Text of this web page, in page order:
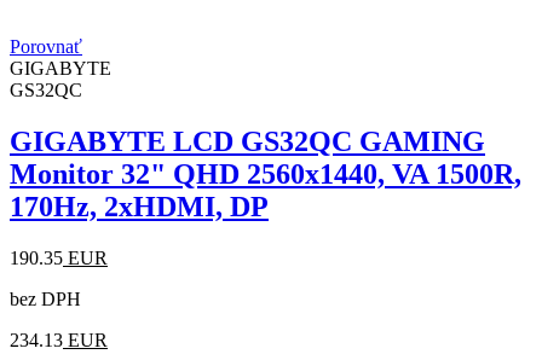
Porovnať
GIGABYTE
GS32QC
GIGABYTE LCD GS32QC GAMING
Monitor 32" QHD 2560x1440, VA 1500R,
170Hz, 2xHDMI, DP
190.35 EUR
bez DPH
234.13 EUR